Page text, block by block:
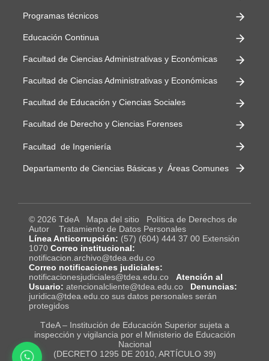
Programas técnicos
Educación Continua
Facultad de Ciencias Administrativas y Económicas
Facultad de Ciencias Administrativas y Económicas
Facultad de Educación y Ciencias Sociales
Facultad de Derecho y Ciencias Forenses
Facultad de Ingeniería
Departamento de Ciencias Básicas y Áreas Comunes
© 2026 TdeA Mapa del sitio
Política de Derechos de
Autor
Tratamiento de Datos Personales
Línea Anticorrupción: (57) (604) 444 37 00 Extensión
1070 Correo institucional:
notificacion.archivo@tdea.edu.co
Correo notificaciones judiciales:
notificacionesjudiciales@tdea.edu.co
Atención al
Usuario: atencionalcliente@tdea.edu.co
Denuncias:
juridica@tdea.edu.co sus datos personales serán
protegidos
TdeA – Institución de Educación Superior sujeta a
inspección y vigilancia por el Ministerio de Educación
Nacional
(DECRETO 1295 DE 2010, ARTÍCULO 39)